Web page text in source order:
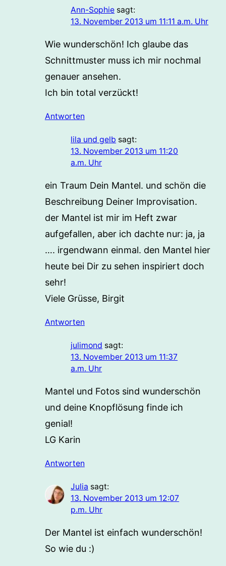
Ann-Sophie sagt:
13. November 2013 um 11:11 a.m. Uhr
Wie wunderschön! Ich glaube das
Schnittmuster muss ich mir nochmal
genauer ansehen.
Ich bin total verzückt!
Antworten
lila und gelb sagt:
13. November 2013 um 11:20
a.m. Uhr
ein Traum Dein Mantel. und schön die
Beschreibung Deiner Improvisation.
der Mantel ist mir im Heft zwar
aufgefallen, aber ich dachte nur: ja, ja
…. irgendwann einmal. den Mantel hier
heute bei Dir zu sehen inspiriert doch
sehr!
Viele Grüsse, Birgit
Antworten
julimond sagt:
13. November 2013 um 11:37
a.m. Uhr
Mantel und Fotos sind wunderschön
und deine Knopflösung finde ich
genial!
LG Karin
Antworten
Julia sagt:
13. November 2013 um 12:07
p.m. Uhr
Der Mantel ist einfach wunderschön!
So wie du :)